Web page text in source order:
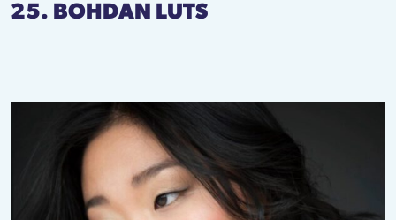
25. BOHDAN LUTS